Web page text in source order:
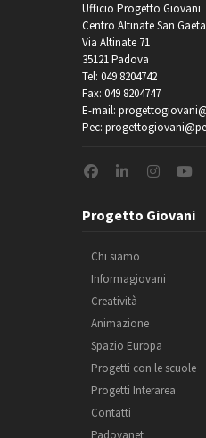
Ufficio Progetto Giovani
Centro Altinate San
Via Altinate 71
35121 Padova
Tel: 049 8204742
Fax: 049 8204747
E-mail:
Pec:
Progetto Giovani
Chi siamo
Informagiovani
Creatività
Animazione
Spazio Europa
Progetti con le scuole
Progetti Interarea
Contatti